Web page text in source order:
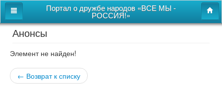
Портал о дружбе народов «ВСЕ МЫ -
РОССИЯ!»
Главная
Дом дружбы народов
Новости
Анонсы
Элемент не найден!
← Возврат к списку